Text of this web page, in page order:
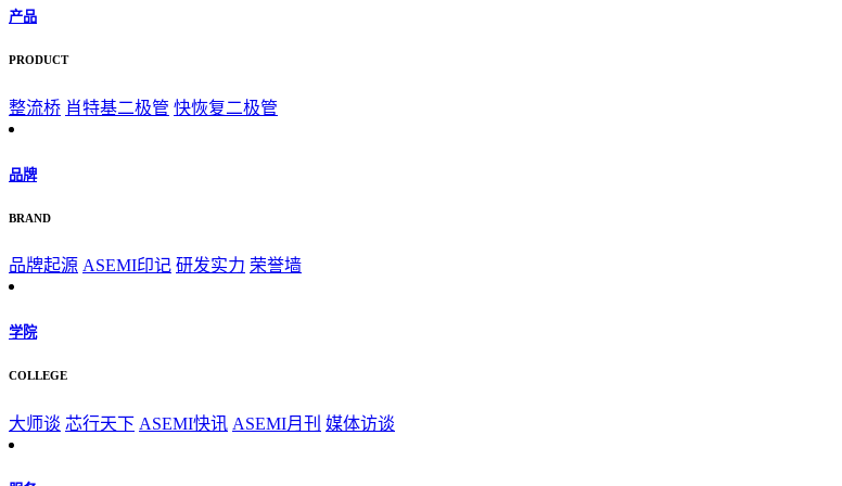
产品
PRODUCT
整流桥 肖特基二极管 快恢复二极管
品牌
BRAND
品牌起源 ASEMI印记 研发实力 荣誉墙
学院
COLLEGE
大师谈 芯行天下 ASEMI快讯 ASEMI月刊 媒体访谈